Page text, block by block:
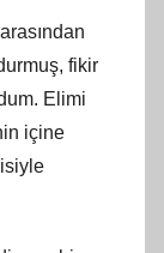
fikir
Elimi
içine